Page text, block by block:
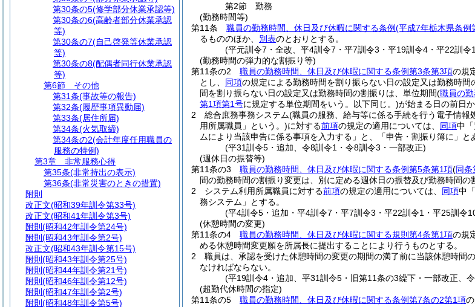
第2節
勤務
(勤務時間等)
第11条
職員の勤務時間、休日及び休暇に関する条例(平成7年栃木県条例
るもののほか、 別表のとおりとする。
(平元訓令7・全改、平4訓令7・平7訓令3・平19訓令4・平22訓令
(勤務時間の弾力的な割振り等)
第11条の2
職員の勤務時間、休日及び休暇に関する条例第3条第3項の規
とし、 同項の規定による勤務時間を割り振らない日の設定又は勤務時間
間を割り振らない日の設定又は勤務時間の割振りは、単位期間(職員の
第1項第1号に規定する単位期間をいう。以下同じ。)が始まる日の前日
2
総合庶務事務システム(職員の服務、給与等に係る手続を行う電子情報
用所属職員」という。)に対する前項の規定の適用については、 同項中
ムにより当該申告に係る事項を入力する」と、「申告・割振り簿に」と
(平31訓令5・追加、令8訓令1・令8訓令3・一部改正)
(週休日の振替等)
第11条の3
職員の勤務時間、休日及び休暇に関する条例第5条第1項(同条
間の勤務時間の割振り変更は、別に定める週休日の振替及び勤務時間の
2
システム利用所属職員に対する前項の規定の適用については、 同項中
務システム」とする。
(平4訓令5・追加・平4訓令7・平7訓令3・平22訓令1・平25訓令
(休憩時間の変更)
第11条の4
職員の勤務時間、休日及び休暇に関する規則第4条第1項の規
める休憩時間変更願を所属長に提出することにより行うものとする。
2
職員は、承認を受けた休憩時間の変更の期間の満了前に当該休憩時間
なければならない。
(平19訓令4・追加、平31訓令5・旧第11条の3繰下・一部改正、
(超勤代休時間の指定)
第11条の5
職員の勤務時間、休日及び休暇に関する条例第7条の2第1項
第30条の5(修学部分休業承認等)
第30条の6(高齢者部分休業承認
等)
第30条の7(自己啓発等休業承認
等)
第30条の8(配偶者同行休業承認
等)
第6節
その他
第31条(事故等の報告)
第32条(履歴事項異動届)
第33条(居住所届)
第34条(火気取締)
第34条の2(会計年度任用職員の
服務の特例)
第3章
非常服務心得
第35条(非常持出の表示)
第36条(非常災害のときの措置)
附則
改正文(昭和39年訓令第33号)
改正文(昭和41年訓令第3号)
附則 (昭和42年訓令第24号)
附則 (昭和43年訓令第2号)
改正文(昭和43年訓令第15号)
附則 (昭和43年訓令第25号)
附則 (昭和44年訓令第21号)
附則 (昭和46年訓令第12号)
附則 (昭和47年訓令第2号)
附則 (昭和48年訓令第5号)